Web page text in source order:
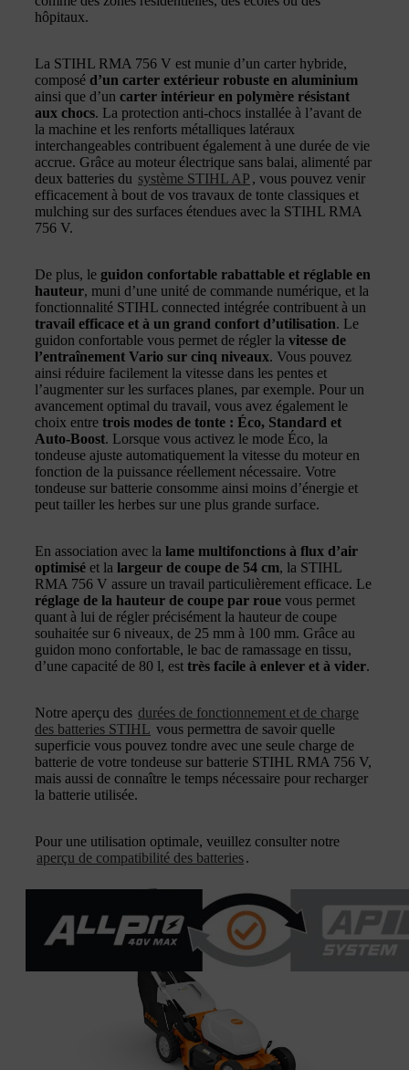
hôpitaux.
La STIHL RMA 756 V est munie d’un carter hybride,
composé d’un carter extérieur robuste en aluminium
ainsi que d’un carter intérieur en polymère résistant
aux chocs. La protection anti-chocs installée à l’avant de
la machine et les renforts métalliques latéraux
interchangeables contribuent également à une durée de vie
accrue. Grâce au moteur électrique sans balai, alimenté par
deux batteries du système STIHL AP , vous pouvez venir
efficacement à bout de vos travaux de tonte classiques et
mulching sur des surfaces étendues avec la STIHL RMA
756 V.
De plus, le guidon confortable rabattable et réglable en
hauteur, muni d’une unité de commande numérique, et la
fonctionnalité STIHL connected intégrée contribuent à un
travail efficace et à un grand confort d’utilisation. Le
guidon confortable vous permet de régler la vitesse de
l’entraînement Vario sur cinq niveaux. Vous pouvez
ainsi réduire facilement la vitesse dans les pentes et
l’augmenter sur les surfaces planes, par exemple. Pour un
avancement optimal du travail, vous avez également le
choix entre trois modes de tonte : Éco, Standard et
Auto-Boost. Lorsque vous activez le mode Éco, la
tondeuse ajuste automatiquement la vitesse du moteur en
fonction de la puissance réellement nécessaire. Votre
tondeuse sur batterie consomme ainsi moins d’énergie et
peut tailler les herbes sur une plus grande surface.
En association avec la lame multifonctions à flux d’air
optimisé et la largeur de coupe de 54 cm, la STIHL
RMA 756 V assure un travail particulièrement efficace. Le
réglage de la hauteur de coupe par roue vous permet
quant à lui de régler précisément la hauteur de coupe
souhaitée sur 6 niveaux, de 25 mm à 100 mm. Grâce au
guidon mono confortable, le bac de ramassage en tissu,
d’une capacité de 80 l, est très facile à enlever et à vider.
Notre aperçu des durées de fonctionnement et de charge
des batteries STIHL vous permettra de savoir quelle
superficie vous pouvez tondre avec une seule charge de
batterie de votre tondeuse sur batterie STIHL RMA 756 V,
mais aussi de connaître le temps nécessaire pour recharger
la batterie utilisée.
Pour une utilisation optimale, veuillez consulter notre
aperçu de compatibilité des batteries.